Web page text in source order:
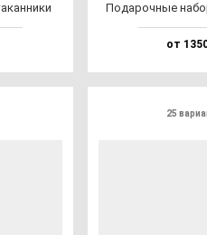
Пода­роч­ные
от
25